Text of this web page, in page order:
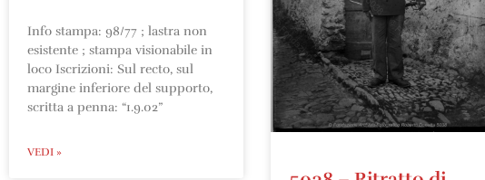
Info stampa: 98/77 ; lastra non
esistente ; stampa visionabile in
loco Iscrizioni: Sul recto, sul
margine inferiore del supporto,
scritta a penna: “1.9.02”
VEDI »